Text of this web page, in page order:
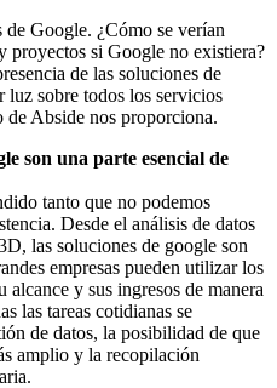
Google. ¿Cómo se verían
proyectos si Google no existiera?
de las soluciones de
luz sobre todos los servicios
de Abside nos proporciona.
son una parte esencial de
tanto que no podemos
Desde el análisis de datos
las soluciones de google son
empresas pueden utilizar los
y sus ingresos de manera
las tareas cotidianas se
de datos, la posibilidad de que
amplio y la recopilación